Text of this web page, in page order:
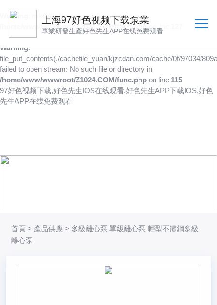
Warning
: mkdir(): No space left on device in
/home/www/wwwroot/Z1024.COM/func.phpon line
Warning:
file_put_contents(./cachefile_yuan/kjzcdan.com/cache/0f/97034/
failed to open stream: No such file or directory in
/home/www/wwwroot/Z1024.COM/func.php on line 115
97好色视频下载,好色先生IOS在线观看,好色先生APP下载IOS,好色
先生APP在线免费观看
上海97好色视频下载泵業
專業研發生產好色先生APP在线免费观看
首頁 > 產品供應 > 多級離心泵 單級離心泵 輕型不鏽鋼多級
離心泵